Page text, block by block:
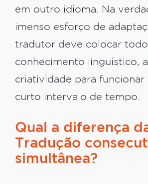
em outro idioma. Na
imenso esforço de
tradutor deve colocar todo
conhecimento linguístico,
criatividade para funcionar
curto intervalo de tempo.
Qual a diferença
Tradução
simultânea?